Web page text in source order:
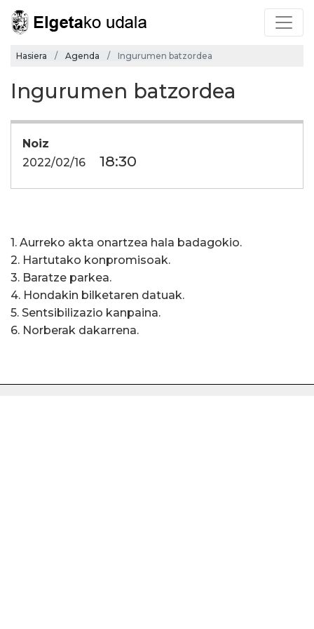
Hasiera Agenda Ingurumen batzordea
Ingurumen batzordea
Noiz
2022/02/16
18:30
1. Aurreko akta onartzea hala badagokio.
2. Hartutako konpromisoak.
3. Baratze parkea.
4. Hondakin bilketaren datuak.
5. Sentsibilizazio kanpaina.
6. Norberak dakarrena.